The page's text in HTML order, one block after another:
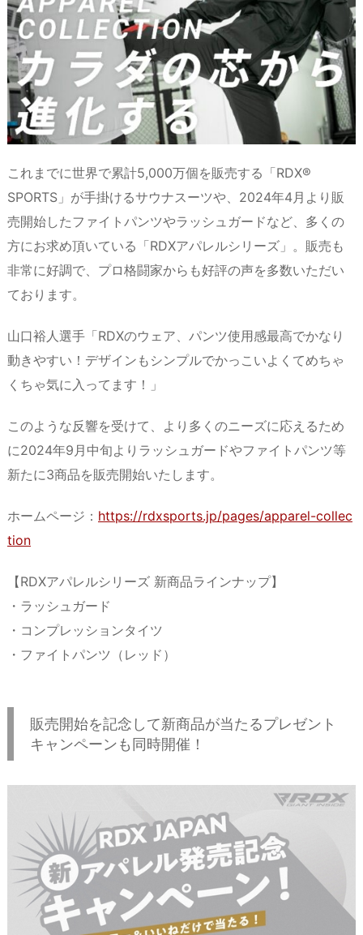
これまでに世界で累計5,000万個を販売する「RDX®
SPORTS」が手掛けるサウナスーツや、2024年4月より販
売開始したファイトパンツやラッシュガードなど、多くの
方にお求め頂いている「RDXアパレルシリーズ」。販売も
非常に好調で、プロ格闘家からも好評の声を多数いただい
ております。
山口裕人選手「RDXのウェア、パンツ使用感最高でかなり
動きやすい！デザインもシンプルでかっこいよくてめちゃ
くちゃ気に入ってます！」
このような反響を受けて、より多くのニーズに応えるため
に2024年9月中旬よりラッシュガードやファイトパンツ等
新たに3商品を販売開始いたします。
ホームページ： https://rdxsports.jp/pages/apparel-collec
tion
【RDXアパレルシリーズ 新商品ラインナップ】
・ラッシュガード
・コンプレッションタイツ
・ファイトパンツ（レッド）
販売開始を記念して新商品が当たるプレゼント
キャンペーンも同時開催！